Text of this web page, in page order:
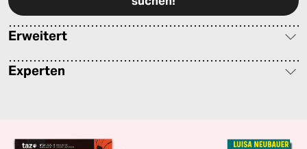
Erweitert
Experten